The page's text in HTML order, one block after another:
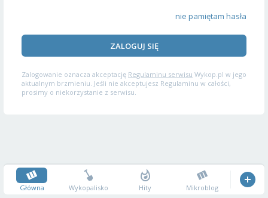
nie pamiętam hasła
ZALOGUJ SIĘ
Zalogowanie oznacza akceptację Regulaminu serwisu Wykop.pl w jego
aktualnym brzmieniu. Jeśli nie akceptujesz Regulaminu w całości,
prosimy o niekorzystanie z serwisu.
Główna Wykopalisko Hity Mikroblog